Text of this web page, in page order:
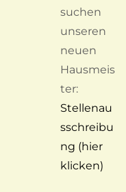
suchen
unseren
neuen
Hausmeis
ter:
Stellenau
sschreibu
ng (hier
klicken)